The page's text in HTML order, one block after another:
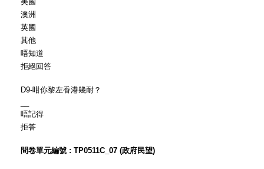
澳洲
英國
其他
唔知道
拒絕回答
D9-咁你黎左香港幾耐？
唔記得
拒答
問卷單元編號 : TP0511C_07 (政府民望)